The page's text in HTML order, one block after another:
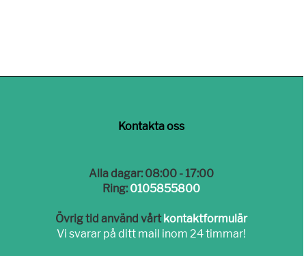
Kontakta oss
Alla dagar: 08:00 - 17:00
Ring: 0105855800
Övrig tid använd vårtkontaktformulär
Vi svarar på ditt mail inom 24 timmar!